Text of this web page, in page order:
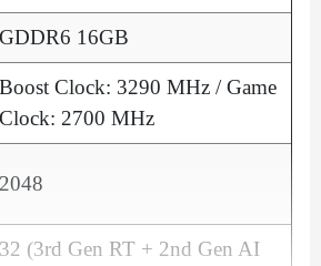
GDDR6 16GB
Boost Clock: 3290 MHz / Game
Clock: 2700 MHz
2048
32 (3rd Gen RT + 2nd Gen AI